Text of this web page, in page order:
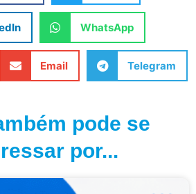
WhatsApp
Email Telegram
pode se
por...